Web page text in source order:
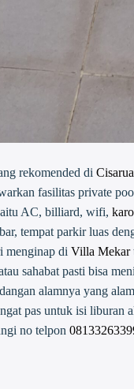
rekomended di Cisarua
fasilitas private
AC, billiard, wifi,
tempat parkir luas
menginap di Villa Mekar
sahabat pasti bisa
alamnya yang
pas untuk isi liburan
no telpon